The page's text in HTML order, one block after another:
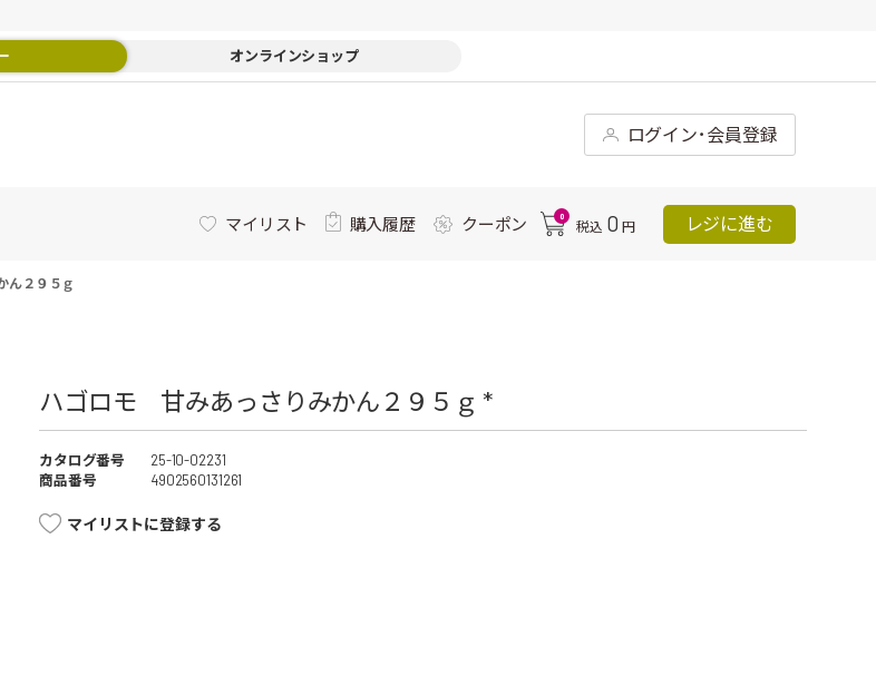
オンラインショップ
ログイン･会員登録
マイリスト 購入履歴 クーポン 0
税込 0 円 レジに進む
ん２９５ｇ
ハゴロモ 甘みあっさりみかん２９５ｇ *
カタログ番号
25-10-02231
商品番号
4902560131261
マイリストに登録する